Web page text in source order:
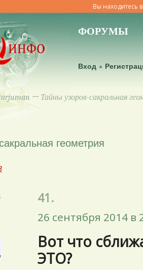
Вы находитесь
ФОРУМЫ
Вход
↔ Тайны узоров-сакральная
геометрия
41.
26 сентября 2014 в
Вот что
ЭТО?